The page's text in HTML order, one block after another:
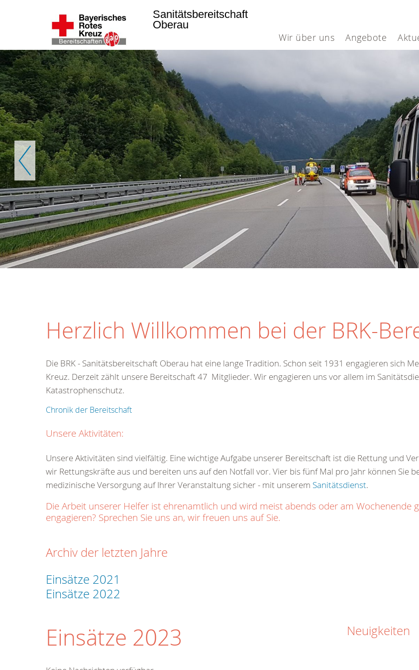
Wir über uns Angebote
Sanitätsbereitschaft
Oberau
Zurück
Herzlich Willkommen bei der BRK-
Die BRK - Sanitätsbereitschaft Oberau hat eine lange Tradition. Schon seit 1931 engagieren sich
Kreuz. Derzeit zählt unsere Bereitschaft 47 Mitglieder. Wir engagieren uns vor allem im
Katastrophenschutz.
Chronik der Bereitschaft
Unsere Aktivitäten:
Unsere Aktivitäten sind vielfältig. Eine wichtige Aufgabe unserer Bereitschaft ist die Rettung und
wir Rettungskräfte aus und bereiten uns auf den Notfall vor. Vier bis fünf Mal pro Jahr können Sie
medizinische Versorgung auf Ihrer Veranstaltung sicher - mit unserem Sanitätsdienst.
Die Arbeit unserer Helfer ist ehrenamtlich und wird meist abends oder am Wochenende
engagieren? Sprechen Sie uns an, wir freuen uns auf Sie.
Archiv der letzten Jahre
Einsätze 2021
Einsätze 2022
Einsätze 2023 Neuigkeiten